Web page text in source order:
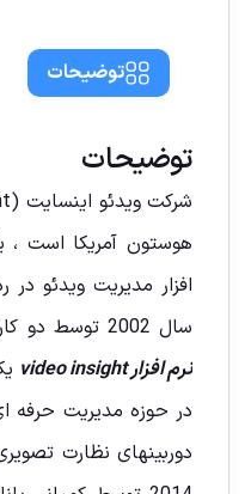
توضیحات
توضیحات
هوستون آمريكا است ،
سال 2002 توسط دو کارآفرین تکنولوژی تاسیس شد.
نرم افزار video insight
در حوزه مدیریت حرفه
دوربينهای نظارت